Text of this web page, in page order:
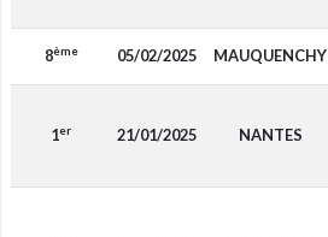
8ème 05/02/2025 MAUQUENCHY
1er 21/01/2025 NANTES